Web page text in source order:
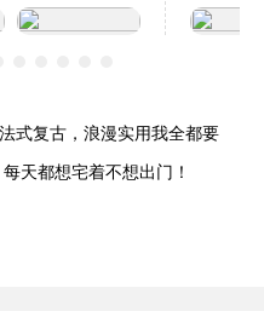
式复古，浪漫实用我全都要
天都想宅着不想出门！